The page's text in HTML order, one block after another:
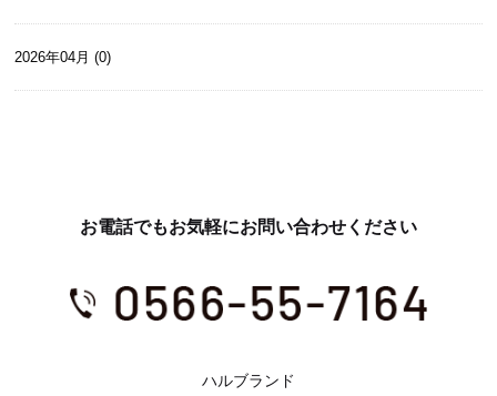
2026年04月 (0)
お電話でもお気軽にお問い合わせください
ハルブランド